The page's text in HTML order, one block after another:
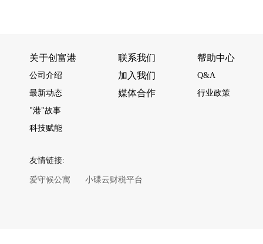
关于创富港
公司介绍
最新动态
"港"故事
科技赋能
联系我们
加入我们
媒体合作
帮助中心
Q&A
行业政策
友情链接:
爱守候公寓 小碟云财税平台